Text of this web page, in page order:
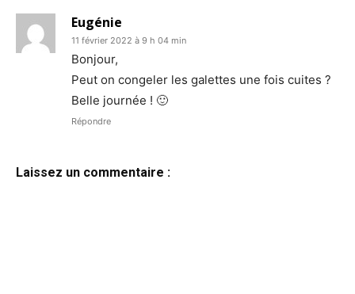
Eugénie
11 février 2022 à 9 h 04 min
Bonjour,
Peut on congeler les galettes une fois cuites ?
Belle journée ! 🙂
Répondre
Laissez un commentaire :